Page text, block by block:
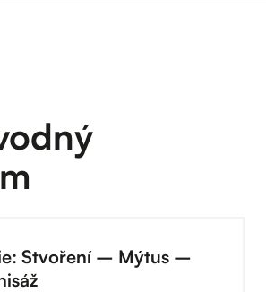
Stvoření – Mýtus –